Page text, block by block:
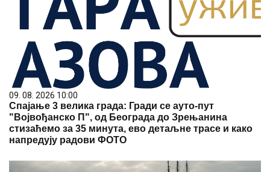
09. 08. 2026 10:00
Спајање 3 велика града: Гради се ауто-пут
"Војвођанско П", од Београда до Зрењанина
стизаћемо за 35 минута, ево детаљне трасе и како
напредују радови ФОТО